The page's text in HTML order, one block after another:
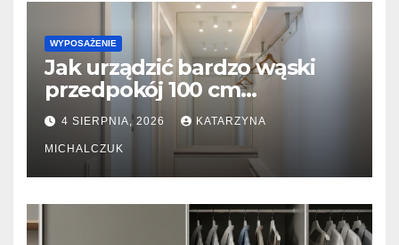
WYPOSAŻENIE
Jak urządzić bardzo wąski
przedpokój 100 cm
szerokości? Triki z lustrami i
płytkimi meblami
4 SIERPNIA, 2026 KATARZYNA
MICHALCZUK